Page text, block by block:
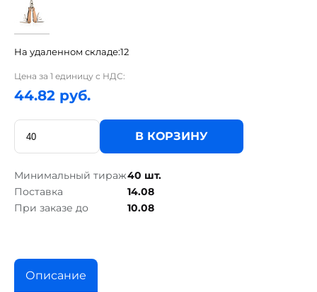
На удаленном складе:12
Цена за 1 единицу с НДС:
44.82 руб.
В КОРЗИНУ
Минимальный тираж40 шт.
Поставка
14.08
При заказе до
10.08
Описание